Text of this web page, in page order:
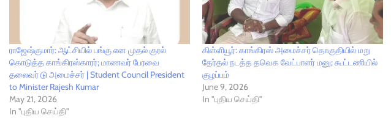
ராஜேஷ்குமார்: ஆட்சியில் பங்கு என முதல் குரல்
கொடுத்த காங்கிரஸ்காரர்; மாணவர் பேரவை
தலைவர் டு அமைச்சர் | Student Council President
to Minister Rajesh Kumar
May 21, 2026
In "புதிய செய்தி"
கிள்ளியூர்: காங்கிரஸ் அமைச்சர் தொகுதியில் மறு
தேர்தல் நடத்த தவெக வேட்பாளர் மனு; கூட்டணியில்
குழப்பம்
June 9, 2026
In "புதிய செய்தி"